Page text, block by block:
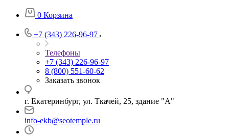
0 Корзина
+7 (343) 226-96-97
Телефоны
+7 (343) 226-96-97
8 (800) 551-60-62
Заказать звонок
г. Екатеринбург, ул. Ткачей, 25, здание "А"
info-ekb@seotemple.ru